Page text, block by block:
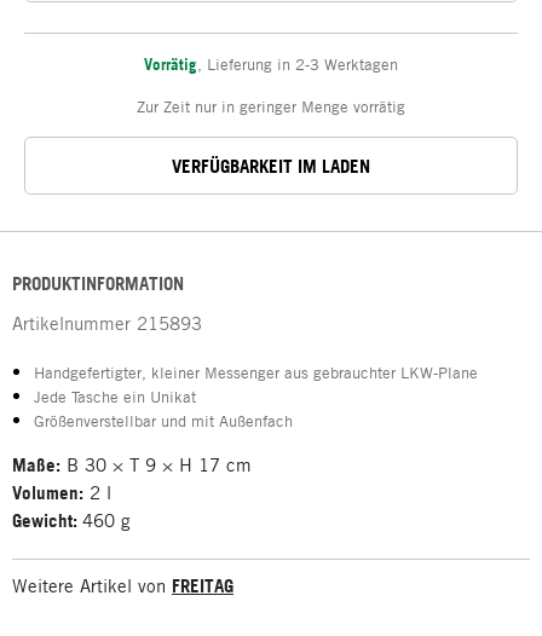
Vorrätig Lieferung in 2-3 Werktagen
Zur Zeit nur in geringer Menge vorrätig
VERFÜGBARKEIT IM LADEN
PRODUKTINFORMATION
Artikelnummer 215893
Handgefertigter, kleiner Messenger aus gebrauchter LKW-Plane
Jede Tasche ein Unikat
Größenverstellbar und mit Außenfach
Maße: B 30 × T 9 × H 17 cm
Volumen: 2 l
Gewicht: 460 g
Weitere Artikel von FREITAG